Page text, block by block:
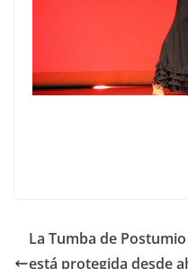
La Tumba de
está protegida desde